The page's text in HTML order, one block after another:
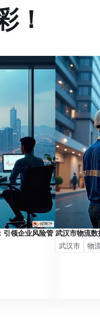
！
引领企业风险管 武汉市物流
武汉市
物